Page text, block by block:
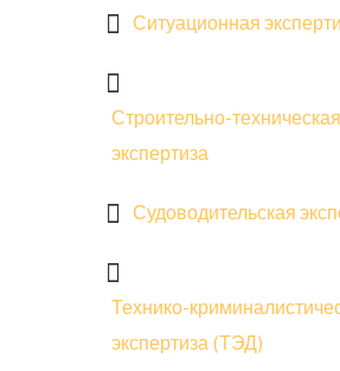
Ситуационная
Строительно-техническая
экспертиза
Судоводительская
Технико-
экспертиза (ТЭД)